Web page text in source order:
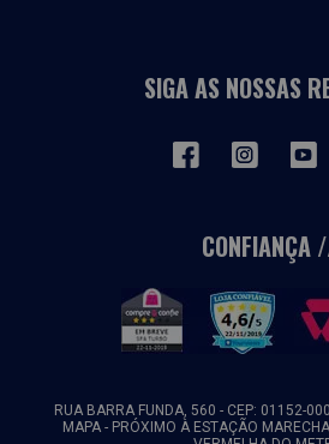
SIGA AS NOSSAS
CONFIANÇA
RUA BARRA FUNDA, 560 - CEP: 01152-
MAPA - PRÓXIMO À ESTAÇÃO